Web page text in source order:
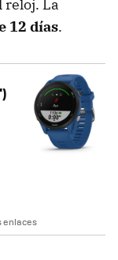
reloj. La
12 días.
enlaces